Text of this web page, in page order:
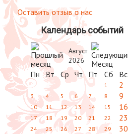
Оставить отзыв о нас
Календарь событий
Август
2026
Пн Вт Ср Чт Пт Сб Вс
1 2
3 4 5 6 7 8 9
10 11 12 13 14 15 16
17 18 19 20 21 22 23
24 25 26 27 28 29 30